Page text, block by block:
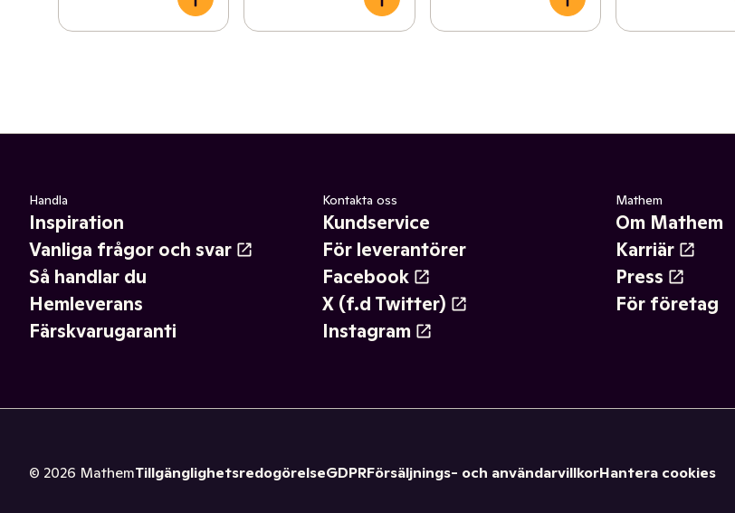
Handla
Inspiration
Vanliga frågor och svar
Så handlar du
Hemleverans
Färskvarugaranti
Kontakta oss
Kundservice
För leverantörer
Facebook
X (f.d Twitter)
Instagram
Mathem
Om Mathem
Karriär
Press
För företag
© 2026 MathemTillgänglighetsredogörelseGDPRFörsäljnings- och användarvillkorHantera cookies